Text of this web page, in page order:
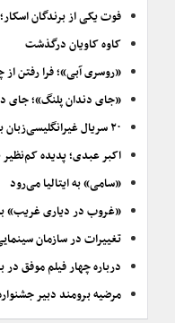
فوت یکی از برندگان
کاوه کاویان درگذشت
«روسری آبی»؛ فرا رفتن
«جای دندان پلنگ»؛ جای
۲۰ سریال غیرانگلیسی‌زبان برگزیده سال‌های اخیر
اکبر عبدی؛ پدیده کم‌نظیر
«سامی» به ایتالیا می‌رود
«غروب در دیاری غریب»
تغییرات در سازمان
درباره چهار فیلم موفق در باکس آفیس
مرضیه برومند دبیر